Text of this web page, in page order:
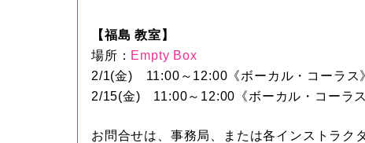
【福島 教室】
場所： Empty Box
2/1(金) 11:00～12:00《ボーカル・コーラス
2/15(金) 11:00～12:00《ボーカル・コーラス
お問合せは、事務局、または各インストラク